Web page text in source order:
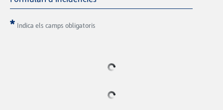
Indica els camps obligatoris